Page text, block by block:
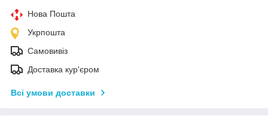
Нова Пошта
Укрпошта
Самовивіз
Доставка кур'єром
Всі умови доставки